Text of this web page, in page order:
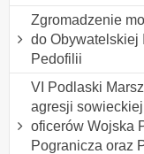
Zgromadzenie
do Obywatelskiej
Pedofilii
VI Podlaski
agresji
oficerów Wojska
Pogranicza oraz